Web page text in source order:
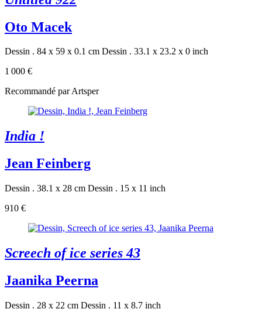
Oto Macek
Dessin . 84 x 59 x 0.1 cm Dessin . 33.1 x 23.2 x 0 inch
1 000 €
Recommandé par Artsper
India !
Jean Feinberg
Dessin . 38.1 x 28 cm Dessin . 15 x 11 inch
910 €
Screech of ice series 43
Jaanika Peerna
Dessin . 28 x 22 cm Dessin . 11 x 8.7 inch